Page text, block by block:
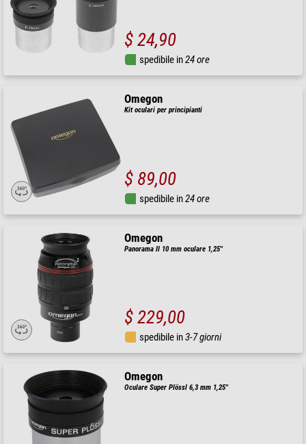
$ 24,90
spedibile in24 ore
Omegon
Kit oculari per principianti
$ 89,00
spedibile in24 ore
Omegon
Panorama II 10 mm oculare 1,25''
$ 229,00
spedibile in3-7 giorni
Omegon
Oculare Super Plössl 6,3 mm 1,25''